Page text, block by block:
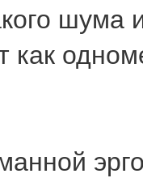
шума
как